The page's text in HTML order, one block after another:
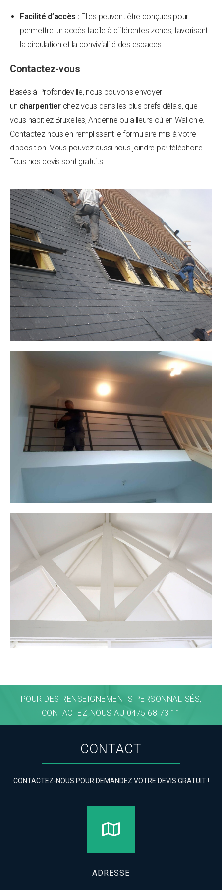
Facilité d’accès : Elles peuvent être conçues pour
permettre un accès facile à différentes zones, favorisant
la circulation et la convivialité des espaces.
Contactez-vous
Basés à Profondeville, nous pouvons envoyer
un charpentierchez vous dans les plus brefs délais, que
vous habitiez Bruxelles, Andenne ou ailleurs où en Wallonie.
Contactez-nous en remplissant le formulaire mis à votre
disposition. Vous pouvez aussi nous joindre par téléphone.
Tous nos devis sont gratuits.
POUR DES RENSEIGNEMENTS PERSONNALISÉS,
CONTACTEZ-NOUS AU 0475 68 73 11
CONTACT
CONTACTEZ-NOUS POUR DEMANDEZ VOTRE DEVIS GRATUIT !
ADRESSE